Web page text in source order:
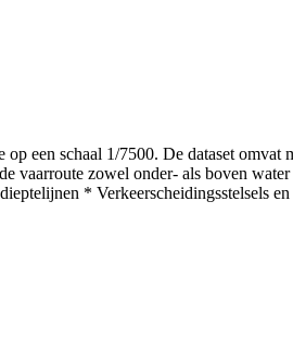
een schaal 1/7500. De dataset
vaarroute zowel onder- als boven
* Verkeerscheidingsstelsels